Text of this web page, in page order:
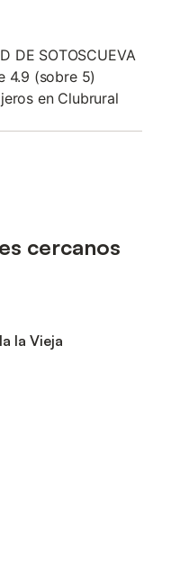
DE SOTOSCUEVA
4.9 (sobre 5)
en Clubrural
cercanos
la Vieja